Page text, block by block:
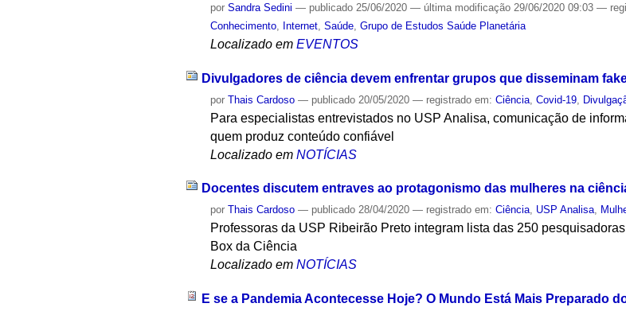
porSandra Sedini — publicado 25/06/2020— última modificação 29/06/2020 09:03—
Conhecimento
Internet ,Saúde ,Grupo de Estudos Saúde Planetária
Localizado em EVENTOS
Divulgadores de ciência devem enfrentar grupos que disseminam
porThais Cardoso — publicado 20/05/2020— registrado em:Ciência ,Covid-19
Para especialistas entrevistados no USP Analisa, comunicação de
quem produz conteúdo confiável
Localizado em NOTÍCIAS
Docentes discutem entraves ao protagonismo das mulheres na
porThais Cardoso — publicado 28/04/2020— registrado em:Ciência, USP Analisa,
Professoras da USP Ribeirão Preto integram lista das 250
Box da Ciência
Localizado em NOTÍCIAS
E se a Pandemia Acontecesse Hoje? O Mundo Está Mais Preparado